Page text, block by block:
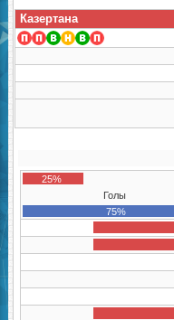
Казертана
25%
Голы
75%